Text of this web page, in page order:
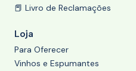
📕 Livro de Reclamações
Loja
Para Oferecer
Vinhos e Espumantes